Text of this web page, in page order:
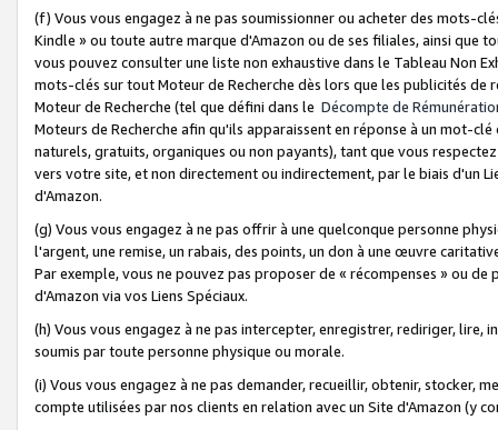
(f) Vous vous engagez à ne pas soumissionner ou acheter des mots-
Kindle » ou toute autre marque d'Amazon ou de ses filiales, ainsi que
vous pouvez consulter une liste non exhaustive dans le Tableau Non
mots-clés sur tout Moteur de Recherche dès lors que les publicités de
Moteur de Recherche (tel que défini dans le Décompte de
Moteurs de Recherche afin qu'ils apparaissent en réponse à un mot-
naturels, gratuits, organiques ou non payants), tant que vous
vers votre site, et non directement ou indirectement, par le biais d'un
d'Amazon.
(g) Vous vous engagez à ne pas offrir à une quelconque personne
l'argent, une remise, un rabais, des points, un don à une œuvre
Par exemple, vous ne pouvez pas proposer de « récompenses » ou
d'Amazon via vos Liens Spéciaux.
(h) Vous vous engagez à ne pas intercepter, enregistrer, rediriger,
soumis par toute personne physique ou morale.
(i) Vous vous engagez à ne pas demander, recueillir, obtenir, stocker,
compte utilisées par nos clients en relation avec un Site d'Amazon (y